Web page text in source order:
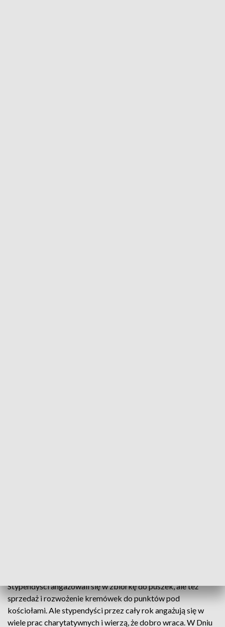
Stypendyści angażowali się w zbiórkę do puszek, ale też
sprzedaż i rozwożenie kremówek do punktów pod
kościołami. Ale stypendyści przez cały rok angażują się w
wiele prac charytatywnych i wierzą, że dobro wraca. W Dniu